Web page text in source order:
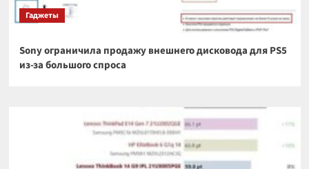
Гаджеты
Sony ограничила продажу внешнего дисковода для PS5
из-за большого спроса